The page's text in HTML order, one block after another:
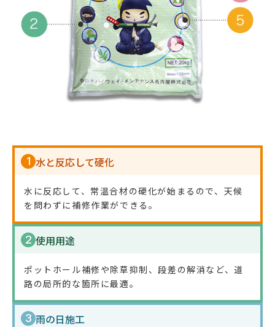
1 水と反応して硬化
水に反応して、常温合材の硬化が始まるので、天候
を問わずに補修作業ができる。
2 使用用途
ポットホール補修や除草抑制、段差の解消など、道
路の局所的な箇所に最適。
3 雨の日施工